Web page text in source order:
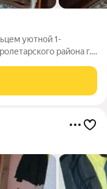
уютной 1-
района г.
панельного